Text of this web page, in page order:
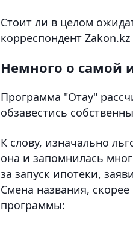
Стоит ли в целом
корреспондент Zakon.kz
Немного о самой
Программа "Отау"
обзавестись
К слову, изначально
она и запомнилась
за запуск ипотеки,
Смена названия,
программы: